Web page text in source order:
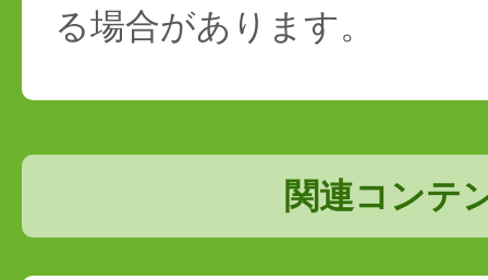
る場合があります。
関連コンテ